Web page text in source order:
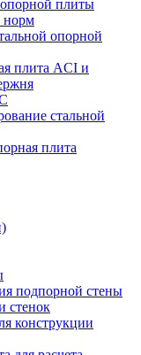
плиты
норм
опорной
плита ACI и
стальной
плита
подпорной стены
стенок
конструкции